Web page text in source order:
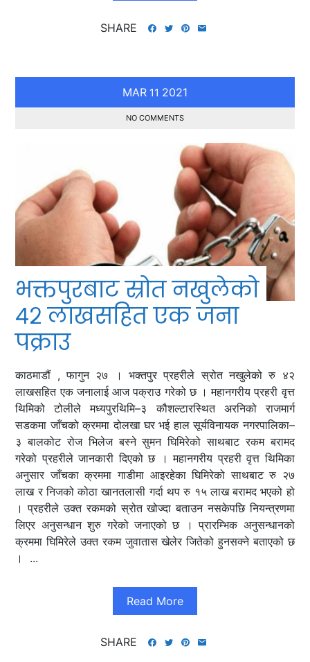
SHARE
MAR 11 2021
NO COMMENTS
भक्तपुरबाट स्रोत नखुलेको
४२ लाखसहित एक जना
पक्राउ
काठमाडौं , फागुन २७ । भक्तपुर प्रहरीले स्रोत नखुलेको रु ४२
लाखसहित एक जनालाई आज पक्राउ गरेको छ । महानगरीय प्रहरी वृत्त
थिमिको टोलीले मध्यपुरथिमि–३ कौशल्टारस्थित अरनिको राजमार्ग
सडकमा जाँचको क्रममा दोलखा घर भई हाल सूर्यविनायक नगरपालिका–
३ बालकोट रोज भिलेज बस्ने सुमन घिमिरेको साथबाट रकम बरामद
गरेको प्रहरीले जानकारी दिएको छ । महानगरीय प्रहरी वृत्त थिमिका
अनुसार जाँचका क्रममा गाडीमा आइरहेका घिमिरेको साथबाट रु २७
लाख र निजको कोठा खानतलासी गर्दा थप रु १५ लाख बरामद भएको हो
। प्रहरीले उक्त रकमको स्रोत खोज्दा बताउन नसकेपछि नियन्त्रणमा
लिएर अनुसन्धान शुरु गरेको जनाएको छ । प्रारम्भिक अनुसन्धानको
क्रममा घिमिरेले उक्त रकम जुवातास खेलेर जितेको हुनसक्ने बताएको छ
। ...
Read More
SHARE